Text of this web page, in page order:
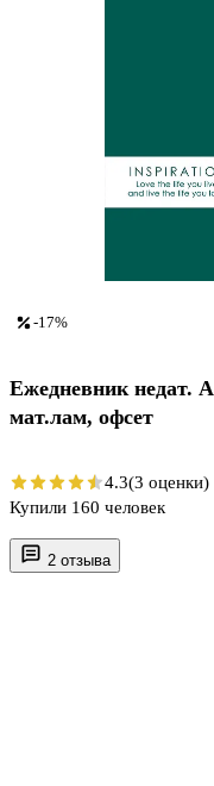
2 отзыва
-17%
Ежедневник недат.
мат.лам, офсет
4.3(3 оценки)
Купили 160 человек